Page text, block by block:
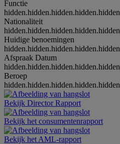
Functie
hidden.hidden.hidden.hidden.hidden
Nationaliteit
hidden.hidden.hidden.hidden.hidden
Huidige benoemingen
hidden.hidden.hidden.hidden.hidden
Afspraak Datum
hidden.hidden.hidden.hidden.hidden
Beroep
hidden.hidden.hidden.hidden.hidden
Bekijk Director Rapport
Bekijk het consumentenrapport
Bekijk het AML-rapport